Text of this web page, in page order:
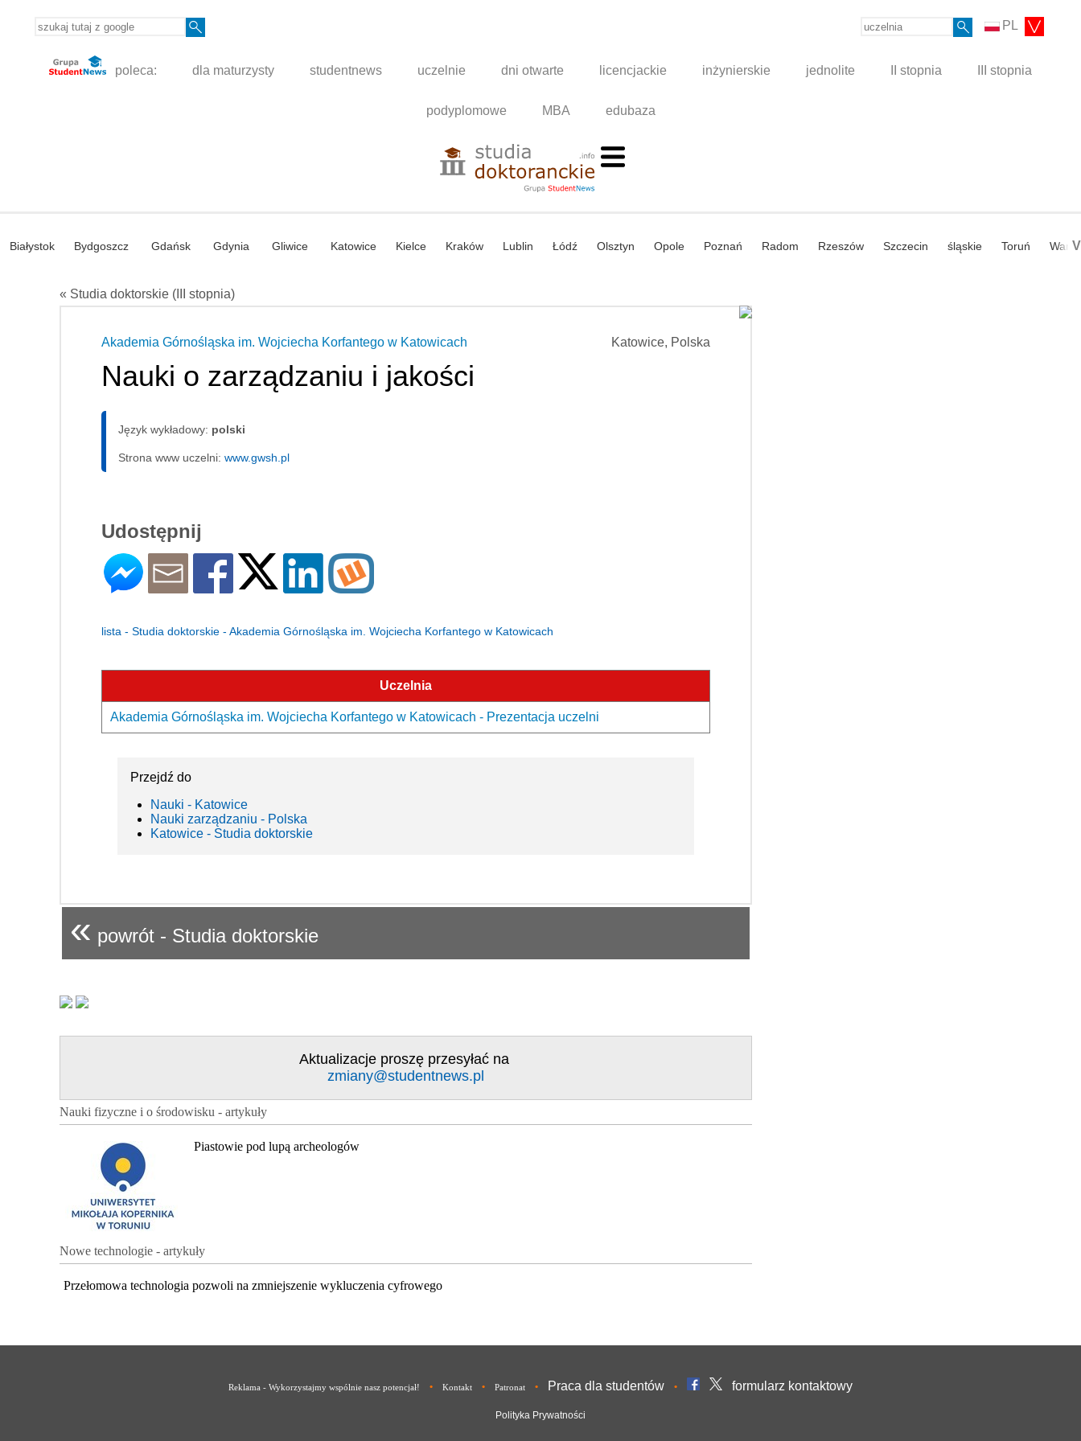
PL
poleca: dla maturzysty studentnews uczelnie dni otwarte licencjackie inżynierskie jednolite II stopnia III stopnia
podyplomowe MBA edubaza
Białystok Bydgoszcz Gdańsk Gdynia Gliwice Katowice Kielce Kraków Lublin Łódź Olsztyn Opole Poznań Radom Rzeszów Szczecin śląskie Toruń V
« Studia doktorskie (III stopnia)
Katowice, Polska
Akademia Górnośląska im. Wojciecha Korfantego w Katowicach
Nauki o zarządzaniu i jakości
Język wykładowy: polski
Strona www uczelni: www.gwsh.pl
Udostępnij
lista - Studia doktorskie - Akademia Górnośląska im. Wojciecha Korfantego w Katowicach
Uczelnia
Akademia Górnośląska im. Wojciecha Korfantego w Katowicach - Prezentacja uczelni
Przejdź do
Nauki - Katowice
Nauki zarządzaniu - Polska
Katowice - Studia doktorskie
« powrót - Studia doktorskie
Aktualizacje proszę przesyłać na
zmiany@studentnews.pl
Nauki fizyczne i o środowisku - artykuły
Piastowie pod lupą archeologów
Nowe technologie - artykuły
Przełomowa technologia pozwoli na zmniejszenie wykluczenia cyfrowego
Reklama - Wykorzystajmy wspólnie nasz potencjał! • Kontakt • Patronat • Praca dla studentów • formularz kontaktowy
Polityka Prywatności